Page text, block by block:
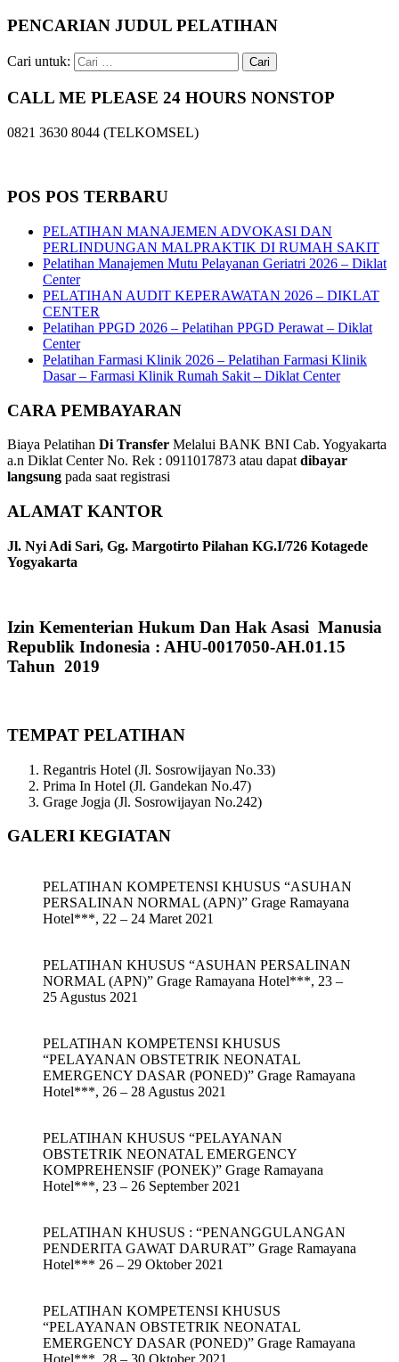
PENCARIAN JUDUL PELATIHAN
Cari untuk:
CALL ME PLEASE 24 HOURS NONSTOP
0821 3630 8044 (TELKOMSEL)
POS POS TERBARU
PELATIHAN MANAJEMEN ADVOKASI DAN
PERLINDUNGAN MALPRAKTIK DI RUMAH SAKIT
Pelatihan Manajemen Mutu Pelayanan Geriatri 2026 – Diklat
Center
PELATIHAN AUDIT KEPERAWATAN 2026 – DIKLAT
CENTER
Pelatihan PPGD 2026 – Pelatihan PPGD Perawat – Diklat
Center
Pelatihan Farmasi Klinik 2026 – Pelatihan Farmasi Klinik
Dasar – Farmasi Klinik Rumah Sakit – Diklat Center
CARA PEMBAYARAN
Biaya Pelatihan Di Transfer Melalui BANK BNI Cab. Yogyakarta
a.n Diklat Center No. Rek : 0911017873 atau dapatdibayar
langsung pada saat registrasi
ALAMAT KANTOR
Jl. Nyi Adi Sari, Gg. Margotirto Pilahan KG.I/726 Kotagede
Yogyakarta
Izin Kementerian Hukum Dan Hak Asasi Manusia
Republik Indonesia : AHU-0017050-AH.01.15
Tahun 2019
TEMPAT PELATIHAN
Regantris Hotel (Jl. Sosrowijayan No.33)
Prima In Hotel (Jl. Gandekan No.47)
Grage Jogja (Jl. Sosrowijayan No.242)
GALERI KEGIATAN
PELATIHAN KOMPETENSI KHUSUS “ASUHAN
PERSALINAN NORMAL (APN)” Grage Ramayana
Hotel***, 22 – 24 Maret 2021
PELATIHAN KHUSUS “ASUHAN PERSALINAN
NORMAL (APN)” Grage Ramayana Hotel***, 23 –
25 Agustus 2021
PELATIHAN KOMPETENSI KHUSUS
“PELAYANAN OBSTETRIK NEONATAL
EMERGENCY DASAR (PONED)” Grage Ramayana
Hotel***, 26 – 28 Agustus 2021
PELATIHAN KHUSUS “PELAYANAN
OBSTETRIK NEONATAL EMERGENCY
KOMPREHENSIF (PONEK)” Grage Ramayana
Hotel***, 23 – 26 September 2021
PELATIHAN KHUSUS : “PENANGGULANGAN
PENDERITA GAWAT DARURAT” Grage Ramayana
Hotel*** 26 – 29 Oktober 2021
PELATIHAN KOMPETENSI KHUSUS
“PELAYANAN OBSTETRIK NEONATAL
EMERGENCY DASAR (PONED)” Grage Ramayana